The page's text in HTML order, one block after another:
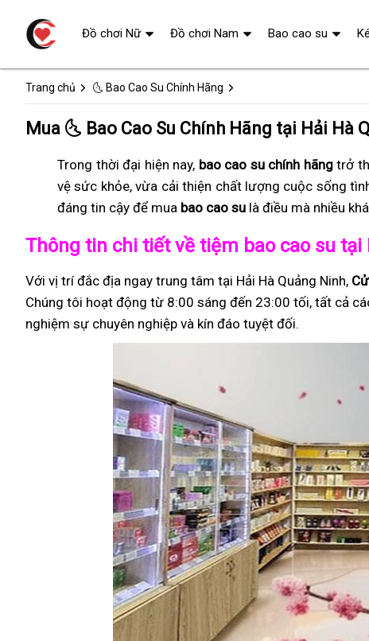
Trang chủ 🌜 Bao Cao Su Chính Hãng
Mua 🌜 Bao Cao Su Chính Hãng tại Hải Hà
Trong thời đại hiện nay, bao cao su chính hãngtrở
vệ sức khỏe, vừa cải thiện chất lượng cuộc sống
đáng tin cậy để mua bao cao su là điều mà nhiều
Thông tin chi tiết về tiệm bao cao su tại
Với vị trí đắc địa ngay trung tâm tại Hải Hà Quảng Ninh,
Chúng tôi hoạt động từ 8:00 sáng đến 23:00 tối, tất cả
nghiệm sự chuyên nghiệp và kín đáo tuyệt đối.
Đồ chơi Nữ Đồ chơi Nam Bao cao su